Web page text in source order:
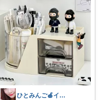
ひとみんご🍎‪インテリア雑貨